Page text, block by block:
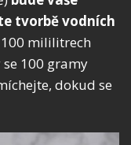
tvorbě vodních
100 mililitrech
100 gramy
dokud se